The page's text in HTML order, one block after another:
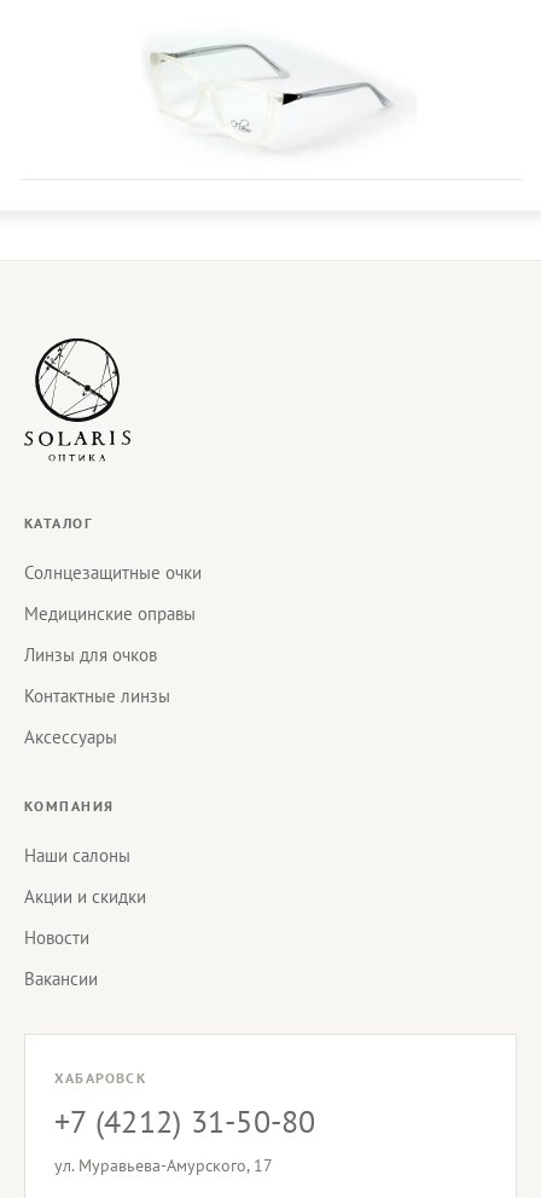
КАТАЛОГ
Солнцезащитные очки
Медицинские оправы
Линзы для очков
Контактные линзы
Аксессуары
КОМПАНИЯ
Наши салоны
Акции и скидки
Новости
Вакансии
ХАБАРОВСК
+7 (4212) 31-50-80
ул. Муравьева-Амурского, 17